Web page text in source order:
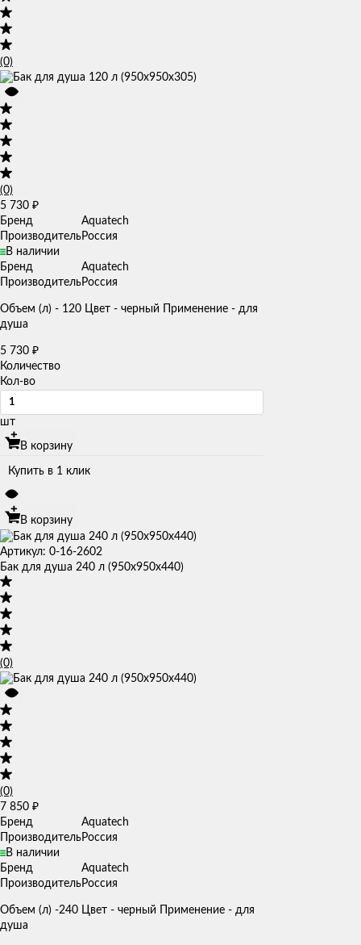
(0)
(0)
5 730 ₽
Бренд
Aquatech
ПроизводительРоссия
В наличии
Бренд
Aquatech
ПроизводительРоссия
Объем (л) - 120 Цвет - черный Применение - для
душа
5 730 ₽
Количество
Кол-во
шт
В корзину
Купить в 1 клик
В корзину
Артикул: 0-16-2602
Бак для душа 240 л (950х950х440)
(0)
(0)
7 850 ₽
Бренд
Aquatech
ПроизводительРоссия
В наличии
Бренд
Aquatech
ПроизводительРоссия
Объем (л) -240 Цвет - черный Применение - для
душа